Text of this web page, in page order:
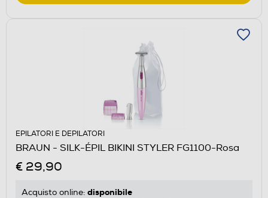
EPILATORI E DEPILATORI
BRAUN - SILK-ÉPIL BIKINI STYLER FG1100-Rosa
€ 29,90
Acquisto online: disponibile